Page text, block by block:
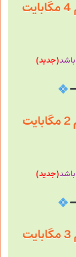
(جدید)
(جدید)